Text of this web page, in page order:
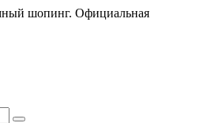
шопинг. Официальная